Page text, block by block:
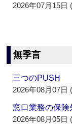
2026年07月15日
無季言
三つのPUSH
2026年08月07日
窓口業務の保
2026年08月05日